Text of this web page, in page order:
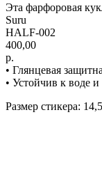
Эта фарфоровая
Suru
HALF-002
400,00
р.
• Глянцевая
• Устойчив к воде
Размер стикера: